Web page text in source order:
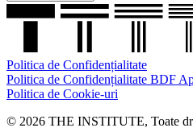
Politica de Confidențialitate
Politica de Confidențialitate BDF
Politica de Cookie-uri
© 2026 THE INSTITUTE, Toate